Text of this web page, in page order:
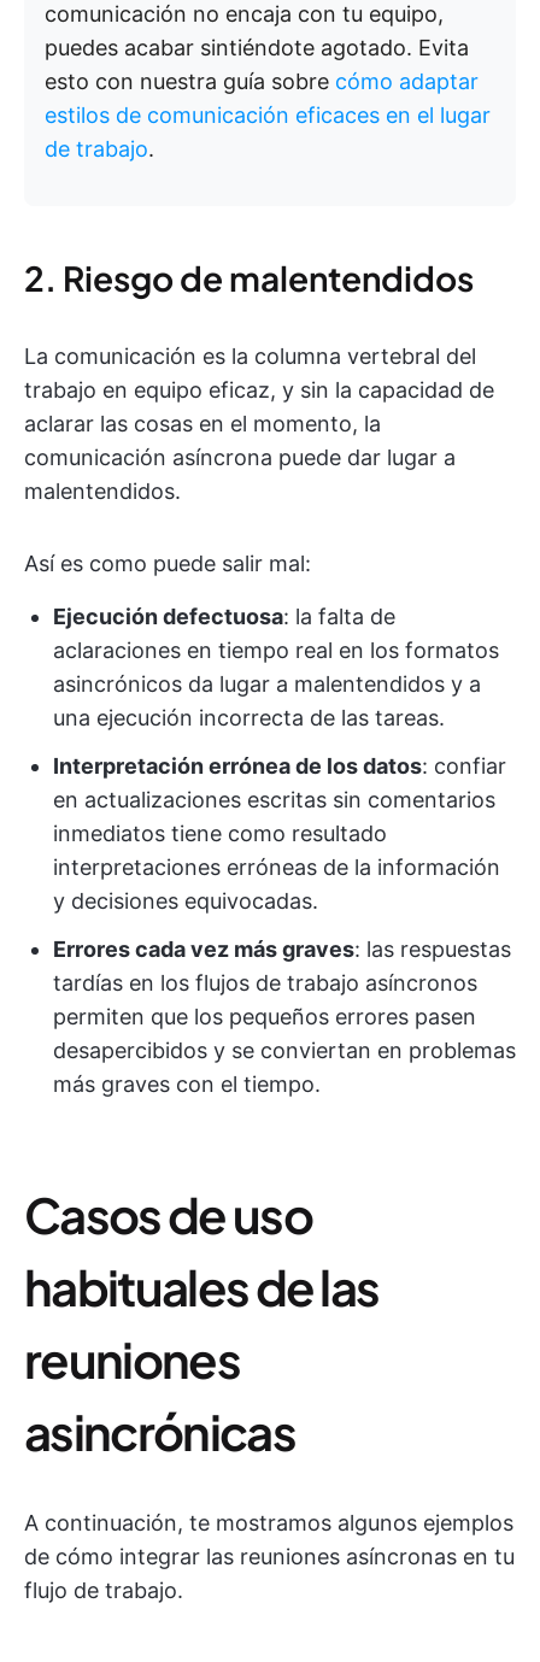
comunicación no encaja con tu equipo,
puedes acabar sintiéndote agotado. Evita
esto con nuestra guía sobre cómo adaptar
estilos de comunicación eficaces en el lugar
de trabajo.
2. Riesgo de malentendidos
La comunicación es la columna vertebral del
trabajo en equipo eficaz, y sin la capacidad de
aclarar las cosas en el momento, la
comunicación asíncrona puede dar lugar a
malentendidos.
Así es como puede salir mal:
Ejecución defectuosa: la falta de
aclaraciones en tiempo real en los formatos
asincrónicos da lugar a malentendidos y a
una ejecución incorrecta de las tareas.
Interpretación errónea de los datos: confiar
en actualizaciones escritas sin comentarios
inmediatos tiene como resultado
interpretaciones erróneas de la información
y decisiones equivocadas.
Errores cada vez más graves: las respuestas
tardías en los flujos de trabajo asíncronos
permiten que los pequeños errores pasen
desapercibidos y se conviertan en problemas
más graves con el tiempo.
Casos de uso
habituales de las
reuniones
asincrónicas
A continuación, te mostramos algunos ejemplos
de cómo integrar las reuniones asíncronas en tu
flujo de trabajo.